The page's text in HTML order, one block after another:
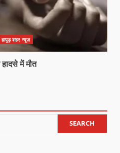
शहर न्यूज़
में मौत
SEARCH